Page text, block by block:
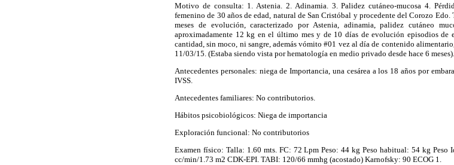
Motivo de consulta: 1. Astenia. 2. Adinamia. 3. Palidez cutáneo-mucosa 4.
femenino de 30 años de edad, natural de San Cristóbal y procedente del Corozo
meses de evolución, caracterizado por Astenia, adinamia, palidez cutáneo
aproximadamente 12kg en el último mes y de 10 días de evolución episodios de
cantidad, sin moco, ni sangre, además vómito #01 vez al día de contenido alimentario,
11/03/15. (Estaba siendo vista por hematología en medio privado desde hace 6 meses).
Antecedentes personales: niega de Importancia, una cesárea a los 18 años por
IVSS.
Antecedentes familiares: No contributorios
Hábitos psicobiológicos: Niega de importancia
Exploración funcional: No contributorios
Examen físico: Talla: 1.60 mts. FC: 72Lpm Peso: 44kg Peso habitual: 54 kg Peso
cc/min/1.73 m2 CDK-EPI. TABI: 120/66 mmhg (acostado) Karnofsky: 90 ECOG 1.